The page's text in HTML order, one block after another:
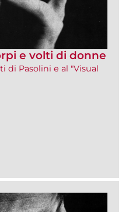
e volti di donne
di Pasolini e al "Visual